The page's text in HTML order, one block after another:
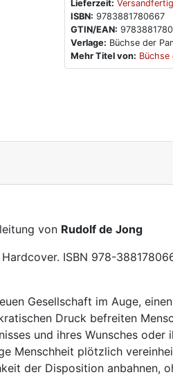
Lieferzeit:
ISBN: 9783881780667
GTIN/EAN:
Verlage: Büchse der
Mehr Titel von: Büchse
von Rudolf de Jong
ISBN 978-
Gesellschaft im Auge,
Druck befreiten
und ihres Wunsches
Menschheit plötzlich
der Disposition anbahnen,